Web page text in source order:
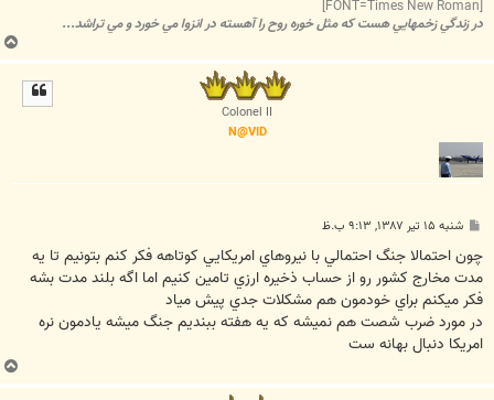
در زندگي زخمهايي هست که مثل خوره روح را آهسته در انزوا مي خورد و مي تراشد...
ب
ا
Colonel II
N@VID
پ
ت
شنبه ۱۵ تیر ۱۳۸۷, ۹:۱۳ ب.ظ
چون احتمالا جنگ احتمالي با نيروهاي امريکايي کوتاهه فکر کنم بتونيم تا يه
مدت مخارج کشور رو از حساب ذخيره ارزي تامين کنيم اما اگه بلند مدت بشه
فکر ميکنم براي خودمون هم مشکلات جدي پيش مياد
در مورد ضرب شصت هم نميشه که يه هفته ببنديم جنگ ميشه يادمون نره
امريکا دنبال بهانه ست
ب
ا